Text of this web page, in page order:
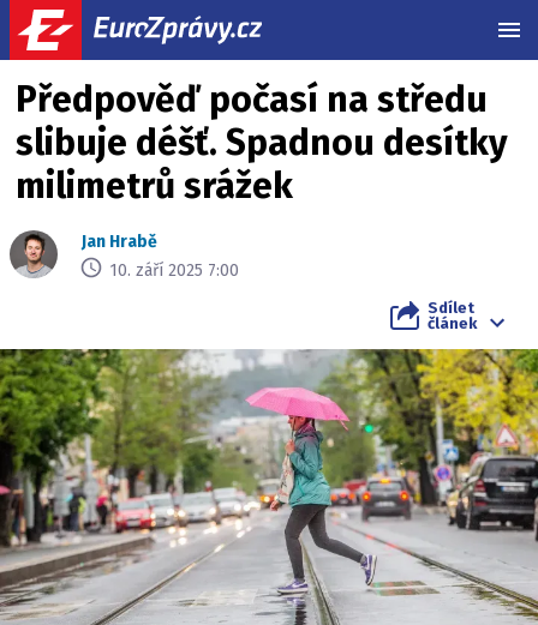
Předpověď počasí na středu
slibuje déšť. Spadnou desítky
milimetrů srážek
Jan Hrabě
10. září 2025 7:00
Sdílet
článek